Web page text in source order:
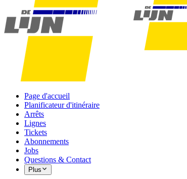
Page d'accueil
Planificateur d'itinéraire
Arrêts
Lignes
Tickets
Abonnements
Jobs
Questions & Contact
Plus